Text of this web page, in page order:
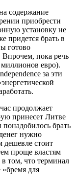
содержание
приобрести
установку не
придется брать в
готово
Впрочем, пока речь
евро).
за эти
продолжает
принесет Литве
брать
нужно
дешевле стоит
проще властям
в том, что терминал
для